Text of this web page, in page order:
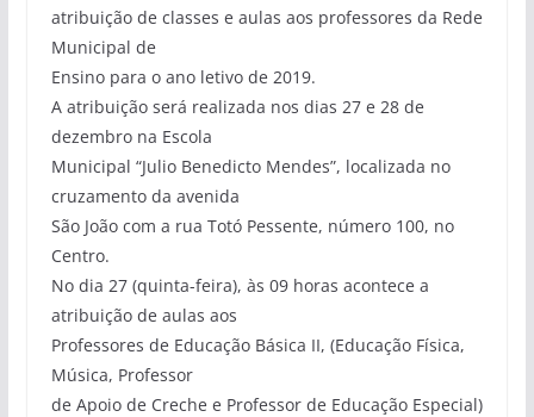
atribuição de classes e aulas aos professores da Rede
Municipal de
Ensino para o ano letivo de 2019.
A atribuição será realizada nos dias 27 e 28 de
dezembro na Escola
Municipal “Julio Benedicto Mendes”, localizada no
cruzamento da avenida
São João com a rua Totó Pessente, número 100, no
Centro.
No dia 27 (quinta-feira), às 09 horas acontece a
atribuição de aulas aos
Professores de Educação Básica II, (Educação Física,
Música, Professor
de Apoio de Creche e Professor de Educação Especial)